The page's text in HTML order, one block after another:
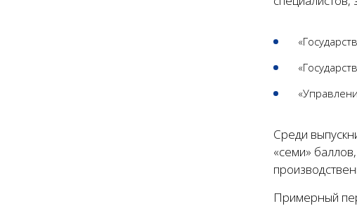
Среди
«семи»
Примерный